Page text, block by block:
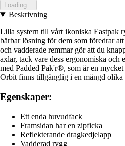
Loading...
Beskrivning
Lilla systern till vårt ikoniska Eastpak
bärbar lösning för dem som föredrar
och vadderade remmar gör att du
axlar, tack vare dess ergonomiska och
med Padded Pak'r®, som är en
Orbit finns tillgänglig i en mängd olika
Egenskaper:
Ett enda huvudfack
Framsidan har en zipficka
Reflekterande dragkedjelapp
Vadderad rygg